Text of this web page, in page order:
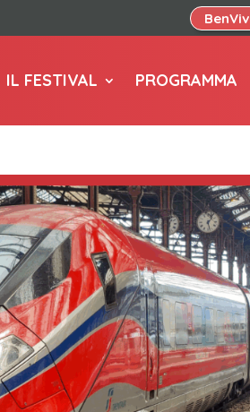
IL FESTIVAL PROGRAMMA